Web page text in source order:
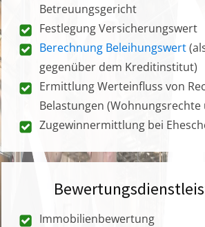
Betreuungsgericht
Festlegung Versicherungswert
Berechnung Beleihungswert
gegenüber dem Kreditinstitut)
Ermittlung Werteinfluss von
Belastungen (Wohnungsrechte
Zugewinnermittlung bei
Immobilienbewertung